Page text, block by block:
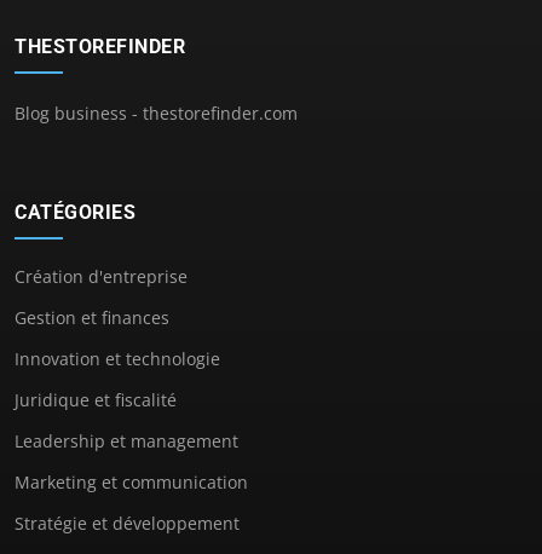
THESTOREFINDER
Blog business - thestorefinder.com
CATÉGORIES
Création d'entreprise
Gestion et finances
Innovation et technologie
Juridique et fiscalité
Leadership et management
Marketing et communication
Stratégie et développement